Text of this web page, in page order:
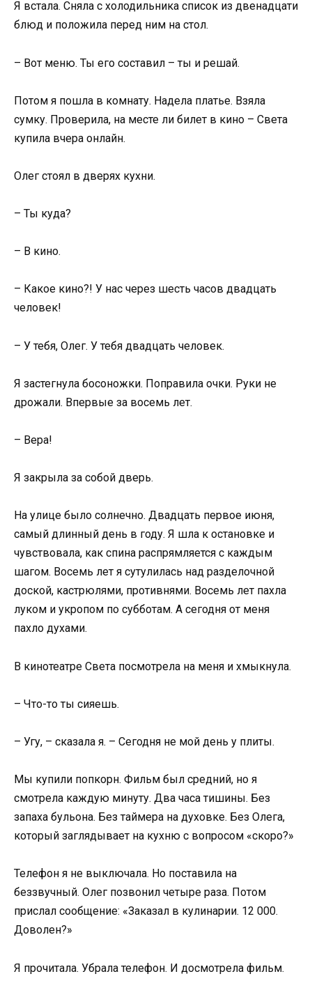
Я встала. Сняла с холодильника список из двенадцати
блюд и положила перед ним на стол.
– Вот меню. Ты его составил – ты и решай.
Потом я пошла в комнату. Надела платье. Взяла
сумку. Проверила, на месте ли билет в кино – Света
купила вчера онлайн.
Олег стоял в дверях кухни.
– Ты куда?
– В кино.
– Какое кино?! У нас через шесть часов двадцать
человек!
– У тебя, Олег. У тебя двадцать человек.
Я застегнула босоножки. Поправила очки. Руки не
дрожали. Впервые за восемь лет.
– Вера!
Я закрыла за собой дверь.
На улице было солнечно. Двадцать первое июня,
самый длинный день в году. Я шла к остановке и
чувствовала, как спина распрямляется с каждым
шагом. Восемь лет я сутулилась над разделочной
доской, кастрюлями, противнями. Восемь лет пахла
луком и укропом по субботам. А сегодня от меня
пахло духами.
В кинотеатре Света посмотрела на меня и хмыкнула.
– Что-то ты сияешь.
– Угу, – сказала я. – Сегодня не мой день у плиты.
Мы купили попкорн. Фильм был средний, но я
смотрела каждую минуту. Два часа тишины. Без
запаха бульона. Без таймера на духовке. Без Олега,
который заглядывает на кухню с вопросом «скоро?»
Телефон я не выключала. Но поставила на
беззвучный. Олег позвонил четыре раза. Потом
прислал сообщение: «Заказал в кулинарии. 12 000.
Доволен?»
Я прочитала. Убрала телефон. И досмотрела фильм.